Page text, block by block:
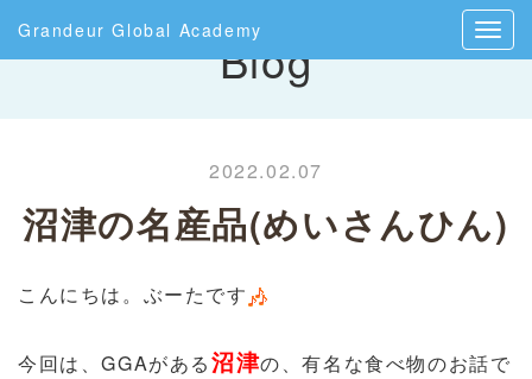
Grandeur Global AcademyBlog
2022.02.07
沼津の名産品(めいさんひん)
こんにちは。ぶーたです
今回は、GGAがある沼津の、有名な食べ物のお話で